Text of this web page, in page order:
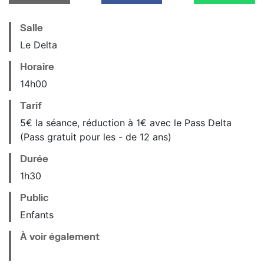
Salle
Le Delta
Horaire
14h00
Tarif
5€ la séance, réduction à 1€ avec le Pass Delta
(Pass gratuit pour les - de 12 ans)
Durée
1h30
Public
Enfants
À voir également